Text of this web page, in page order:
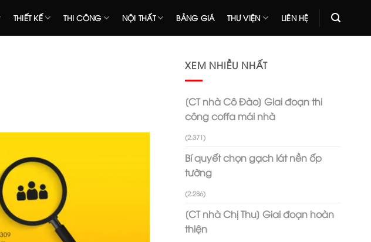
THIẾT KẾ THI CÔNG NỘI THẤT BẢNG GIÁ THƯ VIỆN LIÊN HỆ
XEM NHIỀU NHẤT
[CT nhà Cô Đào] Giai đoạn thi
công coffa mái nhà
(2.371)
Bí quyết chọn gạch lát nền ốp
tường
(2.286)
[CT nhà Chị Thu] Giai đoạn hoàn
thiện